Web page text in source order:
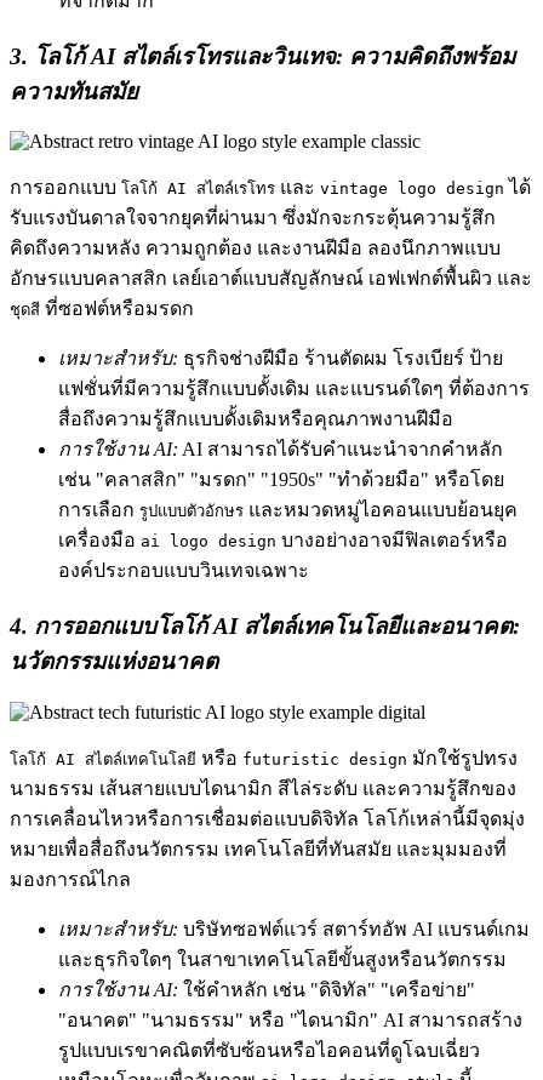
3. โลโก้ AI สไตล์เรโทรและวินเทจ: ความคิดถึงพร้อม
ความทันสมัย
การออกแบบ โลโก้ AI สไตล์เรโทร และ vintage logo design ได้
รับแรงบันดาลใจจากยุคที่ผ่านมา ซึ่งมักจะกระตุ้นความรู้สึก
คิดถึงความหลัง ความถูกต้อง และงานฝีมือ ลองนึกภาพแบบ
อักษรแบบคลาสสิก เลย์เอาต์แบบสัญลักษณ์ เอฟเฟกต์พื้นผิว และ
ชุดสี ที่ซอฟต์หรือมรดก
เหมาะสำหรับ: ธุรกิจช่างฝีมือ ร้านตัดผม โรงเบียร์ ป้าย
แฟชั่นที่มีความรู้สึกแบบดั้งเดิม และแบรนด์ใดๆ ที่ต้องการ
สื่อถึงความรู้สึกแบบดั้งเดิมหรือคุณภาพงานฝีมือ
การใช้งาน AI: AI สามารถได้รับคำแนะนำจากคำหลัก
เช่น "คลาสสิก" "มรดก" "1950s" "ทำด้วยมือ" หรือโดย
การเลือก รูปแบบตัวอักษร และหมวดหมู่ไอคอนแบบย้อนยุค
เครื่องมือ ai logo design บางอย่างอาจมีฟิลเตอร์หรือ
องค์ประกอบแบบวินเทจเฉพาะ
4. การออกแบบโลโก้ AI สไตล์เทคโนโลยีและอนาคต:
นวัตกรรมแห่งอนาคต
โลโก้ AI สไตล์เทคโนโลยี หรือ futuristic design มักใช้รูปทรง
นามธรรม เส้นสายแบบไดนามิก สีไล่ระดับ และความรู้สึกของ
การเคลื่อนไหวหรือการเชื่อมต่อแบบดิจิทัล โลโก้เหล่านี้มีจุดมุ่ง
หมายเพื่อสื่อถึงนวัตกรรม เทคโนโลยีที่ทันสมัย และมุมมองที่
มองการณ์ไกล
เหมาะสำหรับ: บริษัทซอฟต์แวร์ สตาร์ทอัพ AI แบรนด์เกม
และธุรกิจใดๆ ในสาขาเทคโนโลยีขั้นสูงหรือนวัตกรรม
การใช้งาน AI: ใช้คำหลัก เช่น "ดิจิทัล" "เครือข่าย"
"อนาคต" "นามธรรม" หรือ "ไดนามิก" AI สามารถสร้าง
รูปแบบเรขาคณิตที่ซับซ้อนหรือไอคอนที่ดูโฉบเฉี่ยว